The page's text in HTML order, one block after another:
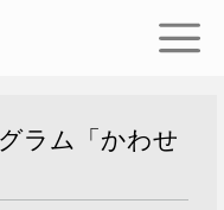
ラム「かわせ